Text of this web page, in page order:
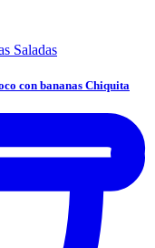
Saladas
con bananas Chiquita